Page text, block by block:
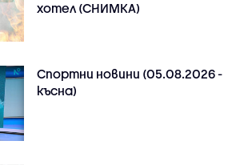
хотел (СНИМКА)
Спортни новини (05.08.2026 -
късна)